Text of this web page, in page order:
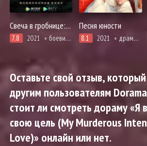
Свеча в гробнице: Долина червей
7.8 2021 боевики, мистика, приключения, адаптация новел, расследование, ужасы, фэнтези
Песня юности
8.1 2021 драма, история, комедия, романтика
Оставьте свой отзыв,
другим пользователям
стоит ли смотреть дораму «Я
свою цель (My Murderous
Love)» онлайн или нет.